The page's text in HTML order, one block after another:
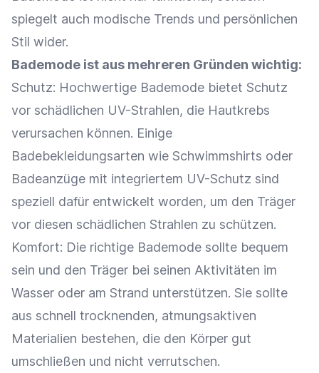
spiegelt auch modische Trends und persönlichen
Stil wider.
Bademode ist aus mehreren Gründen wichtig:
Schutz: Hochwertige Bademode bietet Schutz
vor schädlichen UV-Strahlen, die Hautkrebs
verursachen können. Einige
Badebekleidungsarten wie Schwimmshirts oder
Badeanzüge mit integriertem UV-Schutz sind
speziell dafür entwickelt worden, um den Träger
vor diesen schädlichen Strahlen zu schützen.
Komfort: Die richtige Bademode sollte bequem
sein und den Träger bei seinen Aktivitäten im
Wasser oder am Strand unterstützen. Sie sollte
aus schnell trocknenden, atmungsaktiven
Materialien bestehen, die den Körper gut
umschließen und nicht verrutschen.